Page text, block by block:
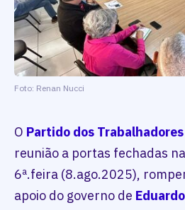
Foto: Renan Nucci
O Partido dos Trabalhadores
reunião a portas fechadas
6ª.feira (8.ago.2025),
apoio do governo de